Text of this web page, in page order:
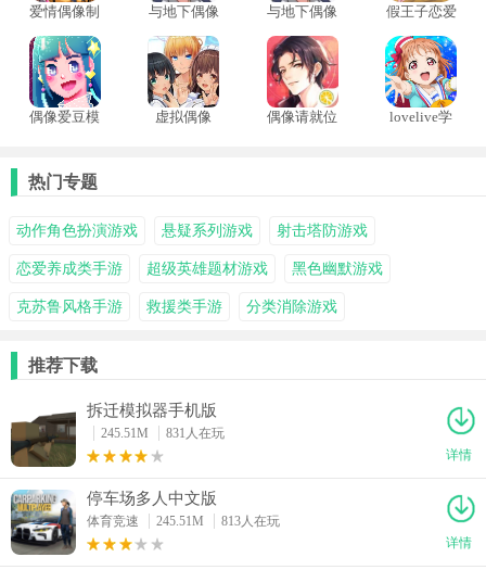
爱情偶像制
与地下偶像
与地下偶像
假王子恋爱
上线
偶像爱豆模
虚拟偶像 偶像请就位
lovelive学
热门专题
动作角色扮演游戏 悬疑系列游戏 射击塔防游戏
恋爱养成类手游 超级英雄题材游戏 黑色幽默游戏
克苏鲁风格手游 救援类手游 分类消除游戏
推荐下载
拆迁模拟器手机版
245.51M
831人在玩
详情
停车场多人中文版
体育竞速 245.51M
813人在玩
详情